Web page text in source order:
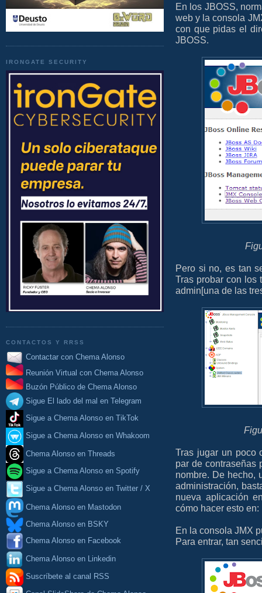
IRONGATE SECURITY
CONTACTOS Y RRSS
Contactar con Chema Alonso
Reunión Virtual con Chema Alonso
Buzón Público de Chema Alonso
Sigue El lado del mal en Telegram
Sigue a Chema Alonso en TikTok
Sigue a Chema Alonso en Whakoom
Chema Alonso en Threads
Sigue a Chema Alonso en Spotify
Sigue a Chema Alonso en Twitter / X
Chema Alonso en Mastodon
Chema Alonso en BSKY
Chema Alonso en Facebook
Chema Alonso en Linkedin
Suscríbete al canal RSS
En los JBOSS,
web y la consola
con que pidas el
JBOSS.
Pero si no, es tan
Tras probar con los
admin[una de las
Tras jugar un poco
par de contraseñas
nombre. De hecho,
administración,
nueva aplicación
cómo hacer esto en:
En la consola JMX
Para entrar, tan